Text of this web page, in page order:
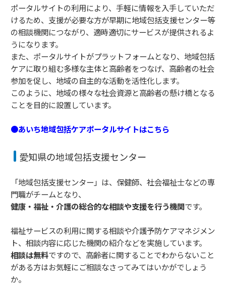
ポータルサイトの利用により、手軽に情報を入手していただ
けるため、支援が必要な方が早期に地域包括支援センター等
の相談機関につながり、適時適切にサービスが提供されるよ
うになります。
また、ポータルサイトがプラットフォームとなり、地域包括
ケアに取り組む多様な主体と高齢者をつなげ、高齢者の社会
参加を促し、地域の自主的な活動を活性化します。
このように、地域の様々な社会資源と高齢者の懸け橋となる
ことを目的に設置しています。
●あいち地域包括ケアポータルサイトはこちら
愛知県の地域包括支援センター
「地域包括支援センター」は、保健師、社会福祉士などの専
門職がチームとなり、
健康・福祉・介護の総合的な相談や支援を行う機関です。
福祉サービスの利用に関する相談や介護予防ケアマネジメン
ト、相談内容に応じた機関の紹介などを実施しています。
相談は無料ですので、高齢者に関することでわからないこと
がある方はお気軽にご相談なさってみてはいかがでしょう
か。